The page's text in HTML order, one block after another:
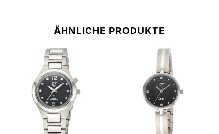
ÄHNLICHE PRODUKTE